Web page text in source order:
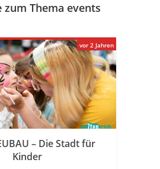
zum Thema events
– Die Stadt für
Kinder
vor 2 Jahren